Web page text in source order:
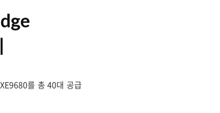
를 총 40대 공급